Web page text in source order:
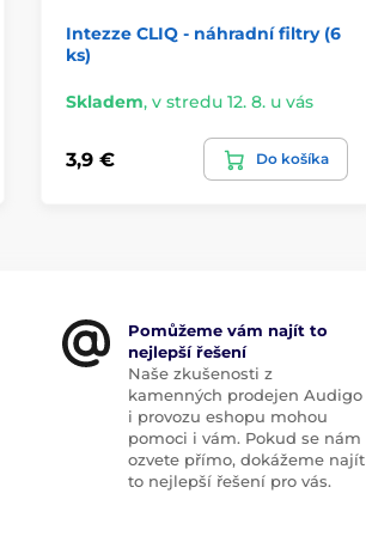
Intezze CLIQ - náhradní filtry (6
ks)
Skladem, v stredu 12. 8. u vás
3,9 € Do košíka
Pomůžeme vám najít to
nejlepší řešení
Naše zkušenosti z
kamenných prodejen Audigo
i provozu eshopu mohou
pomoci i vám. Pokud se nám
ozvete přímo, dokážeme najít
to nejlepší řešení pro vás.